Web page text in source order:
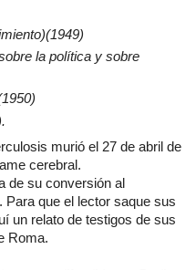
la política y sobre
murió el 27 de abril de
cerebral.
de su conversión al
que el lector saque sus
un relato de testigos de sus
Roma.